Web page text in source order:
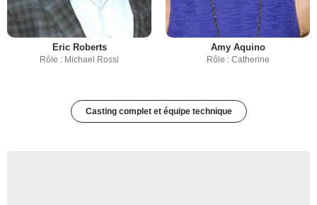
Eric Roberts
Rôle : Michael Rossi
Amy Aquino
Rôle : Catherine
Casting complet et équipe technique